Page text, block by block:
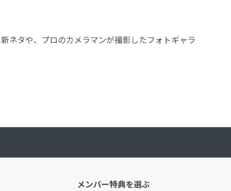
ファッション
ネタや、プロのカメラマンが撮影したフォトギャラ
メンバー特典を選ぶ